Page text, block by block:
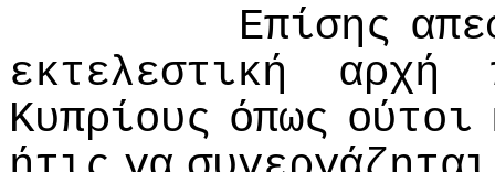
Επίσης
εκτελεστική
αρχή
Κυπρίoυς όπως oύτoι